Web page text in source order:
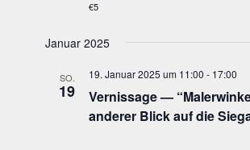
€5
Januar 2025
SO.
19
Ver­nis­sa­ge —
ande­rer Blick auf die
19. Januar 2025 um 11:00 - 17:00